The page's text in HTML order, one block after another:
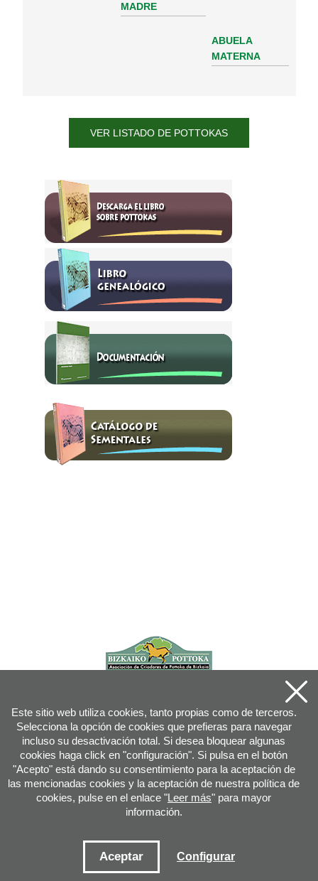
MADRE
ABUELA
MATERNA
VER LISTADO DE POTTOKAS
info@pottoka.info
Condiciones de uso -Política de privacidad-Política de cookies
Este sitio web utiliza cookies, tanto propias como de terceros.
Selecciona la opción de cookies que prefieras para navegar
incluso su desactivación total. Si desea bloquear algunas
cookies haga click en "configuración". Si pulsa en el botón
"Acepto" está dando su consentimiento para la aceptación de
las mencionadas cookies y la aceptación de nuestra política de
cookies, pulse en el enlace "Leer más" para mayor
información.
Aceptar Configurar